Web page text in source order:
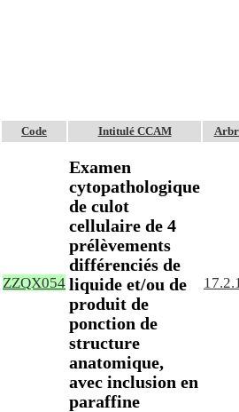
Code Intitulé CCAM
ZZQX054
Examen
cytopathologique
de culot
cellulaire de 4
prélèvements
différenciés de
liquide et/ou de
produit de
ponction de
structure
anatomique,
avec inclusion en
paraffine